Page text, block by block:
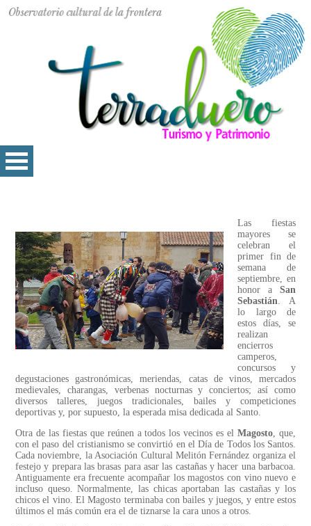
Las fiestas
mayores se
celebran el
primer fin de
semana de
septiembre, en
honor a San
Sebastián. A
lo largo de
estos días, se
realizan
encierros
camperos,
concursos y
degustaciones gastronómicas, meriendas, catas de vinos, mercados
medievales, charangas, verbenas nocturnas y conciertos; así como
diversos talleres, juegos tradicionales, bailes y competiciones
deportivas y, por supuesto, la esperada misa dedicada al Santo.
Otra de las fiestas que reúnen a todos los vecinos es elMagosto, que,
con el paso del cristianismo se convirtió en el Día de Todos los Santos.
Cada noviembre, la Asociación Cultural Melitón Fernández organiza el
festejo y prepara las brasas para asar las castañas y hacer una barbacoa.
Antiguamente era frecuente acompañar los magostos con vino nuevo e
incluso queso. Normalmente, las chicas aportaban las castañas y los
chicos el vino. El Magosto terminaba con bailes y juegos, y entre estos
últimos el más común era el de tiznarse la cara unos a otros.